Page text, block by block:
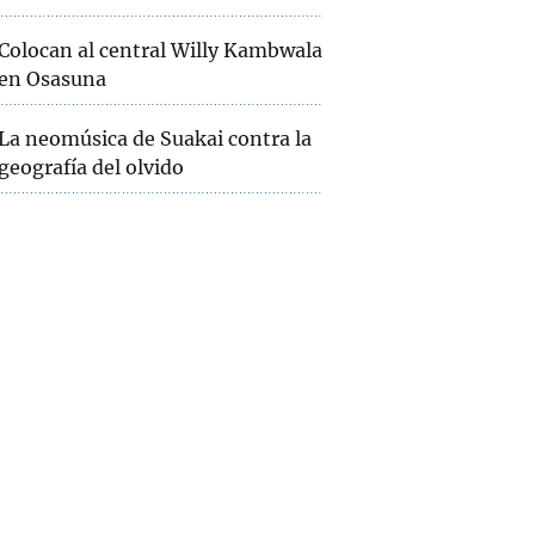
al central Willy Kambwala
Osasuna
neomúsica de Suakai contra la
del olvido